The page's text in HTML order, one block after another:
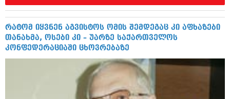
იანვარი 2014 (297)
დეკემბერი 2013 (365)
ნოემბერი 2013 (279)
ოქტომბერი 2013 (256)
სექტემბერი 2013 (368)
აგვისტო 2013 (89)
ივლისი 2013 (182)
ივნისი 2013 (212)
რატომ იყვნენ აგვისტოს ომის შემდეგაც კი აფხაზები
თანახმა, ოსები კი – უარზე საქართველოს
კონფედერაციაში ცხოვრებაზე